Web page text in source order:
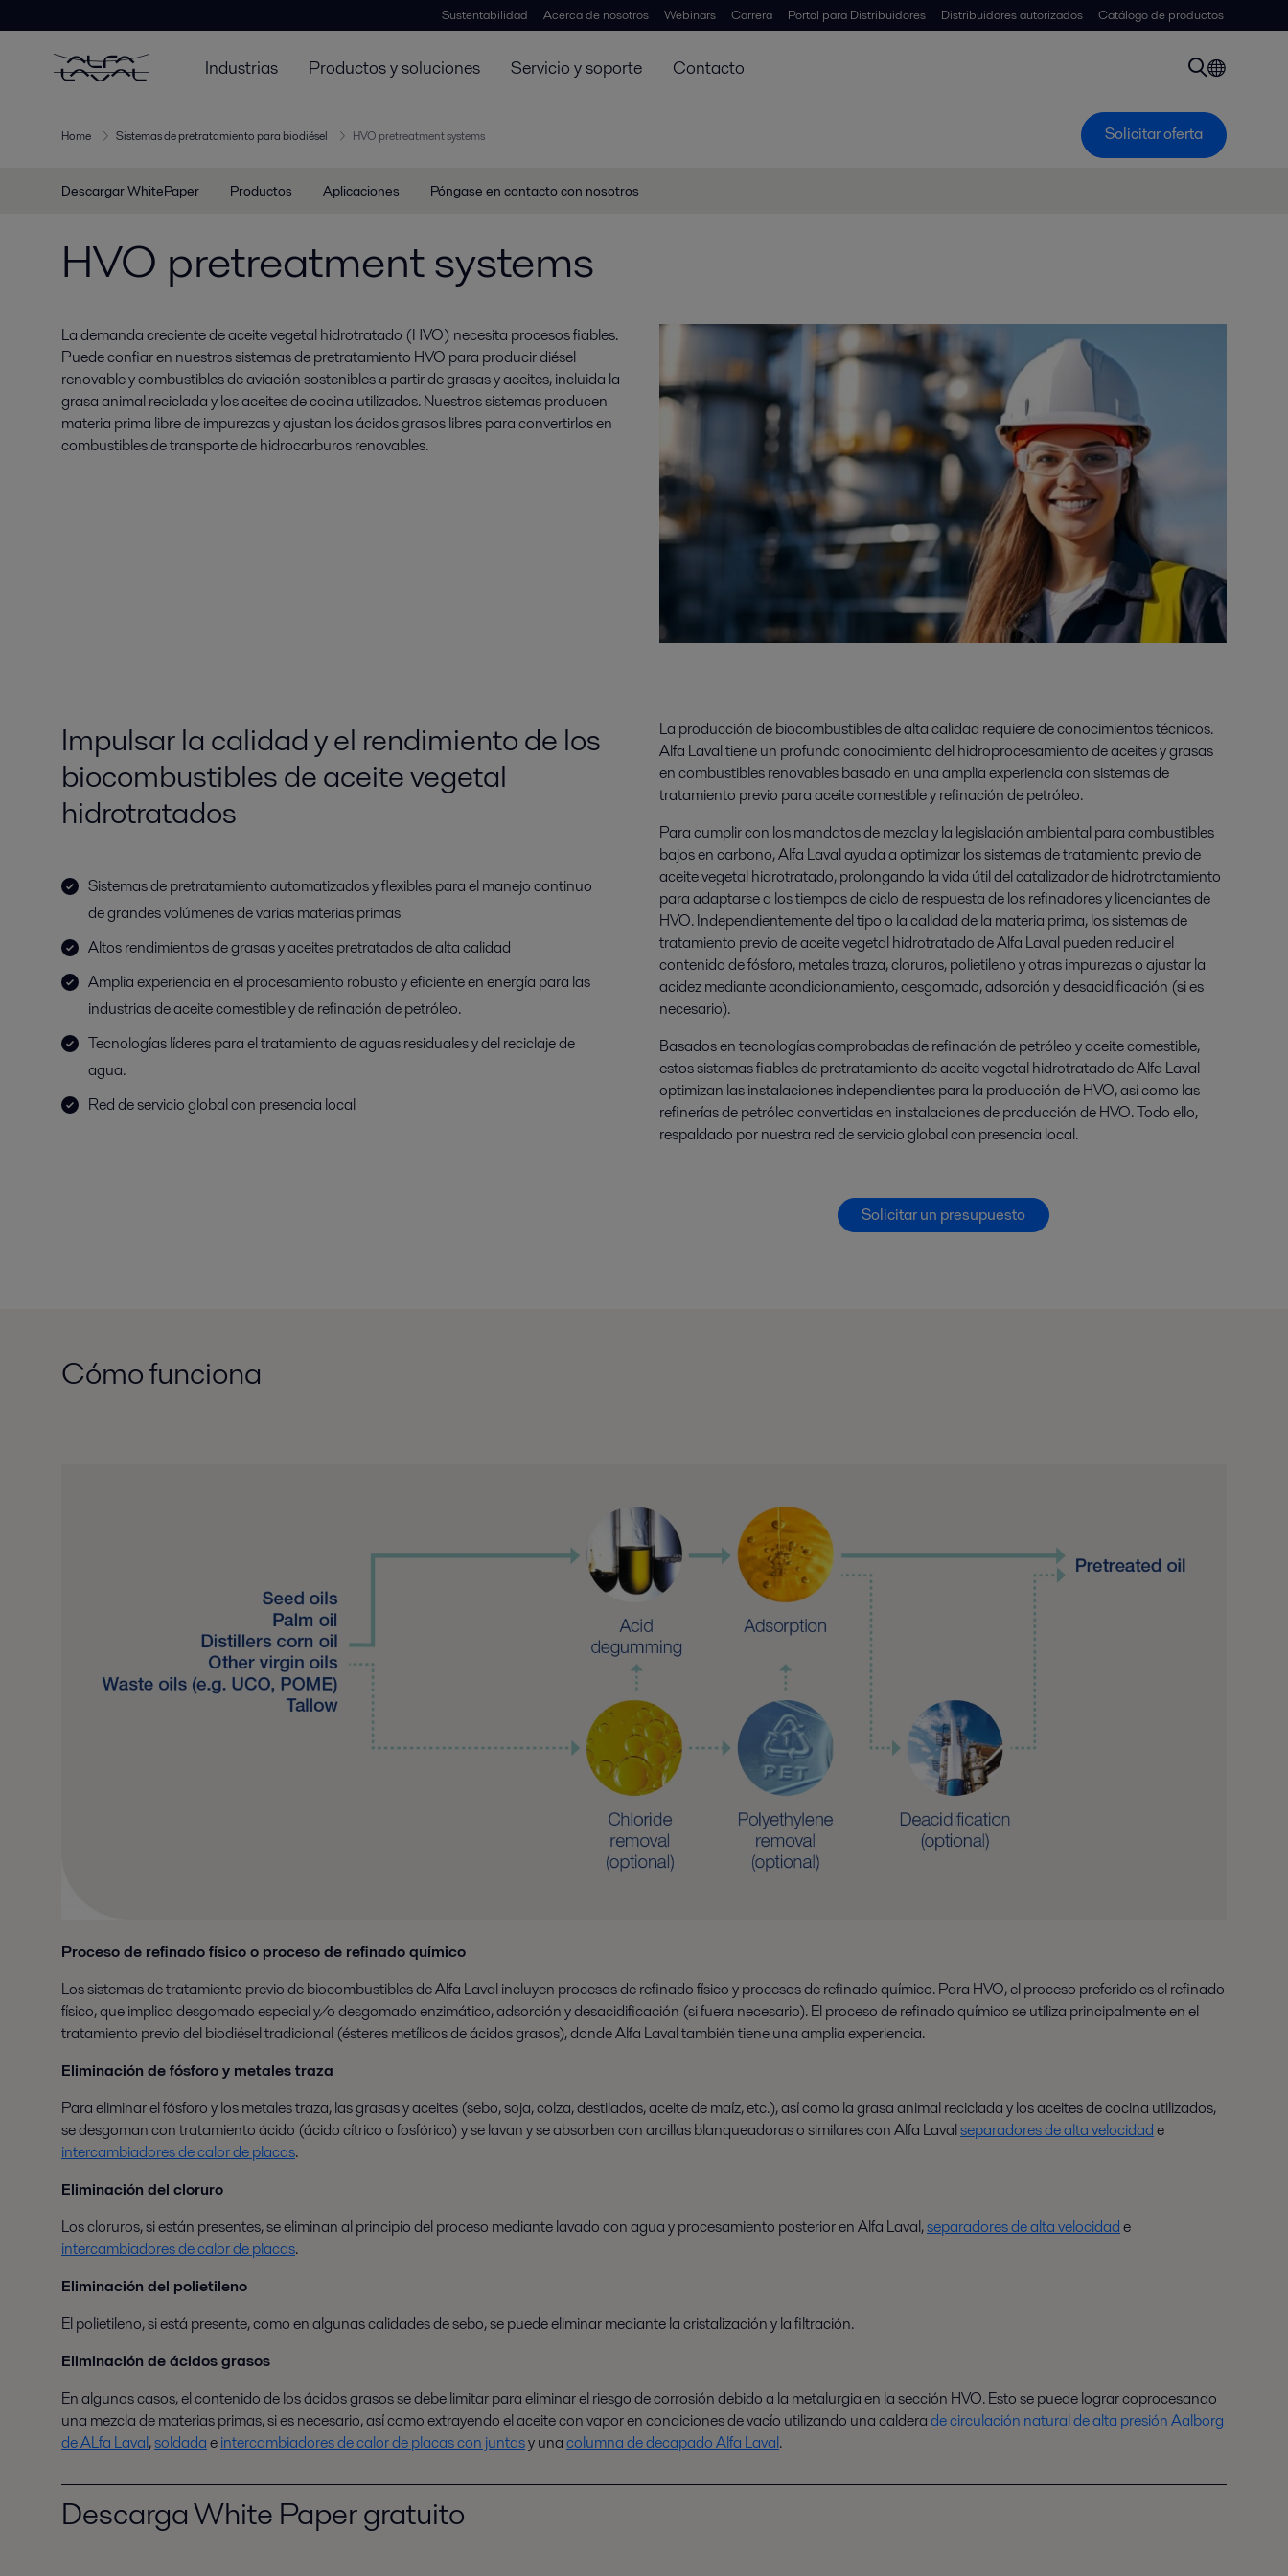
Sustentabilidad Acerca de nosotros Webinars Carrera Portal para Distribuidores Distribuidores autorizados Catálogo de productos
Industrias Productos y soluciones Servicio y soporte Contacto
Home Sistemas de pretratamiento para biodiésel HVO pretreatment systems Solicitar oferta
Descargar WhitePaper Productos Aplicaciones Póngase en contacto con nosotros
HVO pretreatment systems
La demanda creciente de aceite vegetal hidrotratado (HVO) necesita procesos fiables.
Puede confiar en nuestros sistemas de pretratamiento HVO para producir diésel
renovable y combustibles de aviación sostenibles a partir de grasas y aceites, incluida la
grasa animal reciclada y los aceites de cocina utilizados. Nuestros sistemas producen
materia prima libre de impurezas y ajustan los ácidos grasos libres para convertirlos en
combustibles de transporte de hidrocarburos renovables.
Impulsar la calidad y el rendimiento de los
biocombustibles de aceite vegetal
hidrotratados
Sistemas de pretratamiento automatizados y flexibles para el manejo continuo
de grandes volúmenes de varias materias primas
Altos rendimientos de grasas y aceites pretratados de alta calidad
Amplia experiencia en el procesamiento robusto y eficiente en energía para las
industrias de aceite comestible y de refinación de petróleo.
Tecnologías líderes para el tratamiento de aguas residuales y del reciclaje de
agua.
Red de servicio global con presencia local
La producción de biocombustibles de alta calidad requiere de conocimientos técnicos.
Alfa Laval tiene un profundo conocimiento del hidroprocesamiento de aceites y grasas
en combustibles renovables basado en una amplia experiencia con sistemas de
tratamiento previo para aceite comestible y refinación de petróleo.
Para cumplir con los mandatos de mezcla y la legislación ambiental para combustibles
bajos en carbono, Alfa Laval ayuda a optimizar los sistemas de tratamiento previo de
aceite vegetal hidrotratado, prolongando la vida útil del catalizador de hidrotratamiento
para adaptarse a los tiempos de ciclo de respuesta de los refinadores y licenciantes de
HVO. Independientemente del tipo o la calidad de la materia prima, los sistemas de
tratamiento previo de aceite vegetal hidrotratado de Alfa Laval pueden reducir el
contenido de fósforo, metales traza, cloruros, polietileno y otras impurezas o ajustar la
acidez mediante acondicionamiento, desgomado, adsorción y desacidificación (si es
necesario).
Basados en tecnologías comprobadas de refinación de petróleo y aceite comestible,
estos sistemas fiables de pretratamiento de aceite vegetal hidrotratado de Alfa Laval
optimizan las instalaciones independientes para la producción de HVO, así como las
refinerías de petróleo convertidas en instalaciones de producción de HVO. Todo ello,
respaldado por nuestra red de servicio global con presencia local.
Solicitar un presupuesto
Cómo funciona
Proceso de refinado físico o proceso de refinado químico
Los sistemas de tratamiento previo de biocombustibles de Alfa Laval incluyen procesos de refinado físico y procesos de refinado químico. Para HVO, el proceso preferido es el refinado
físico, que implica desgomado especial y/o desgomado enzimático, adsorción y desacidificación (si fuera necesario). El proceso de refinado químico se utiliza principalmente en el
tratamiento previo del biodiésel tradicional (ésteres metílicos de ácidos grasos), donde Alfa Laval también tiene una amplia experiencia.
Eliminación defósforo y metales traza
Para eliminar el fósforo y los metales traza, las grasas y aceites (sebo, soja, colza, destilados, aceite de maíz, etc.), así como la grasa animal reciclada y los aceites de cocina utilizados,
se desgoman con tratamiento ácido (ácido cítrico o fosfórico) y se lavan y se absorben con arcillas blanqueadoras o similares con Alfa Lavalseparadores de alta velocidade
intercambiadores de calor de placas.
Eliminación del cloruro
Los cloruros, si están presentes, se eliminan al principio del proceso mediante lavado con agua y procesamiento posterior en Alfa Laval,separadores de alta velocidade
intercambiadores de calor de placas.
Eliminación del polietileno
El polietileno, si está presente, como en algunas calidades de sebo, se puede eliminar mediante la cristalización y la filtración.
Eliminación de ácidos grasos
En algunos casos, el contenido de los ácidos grasos se debe limitar para eliminar el riesgo de corrosión debido a la metalurgia en la sección HVO. Esto se puede lograr coprocesando
una mezcla de materias primas, si es necesario, así como extrayendo el aceite con vapor en condiciones de vacío utilizando una calderade circulación natural de alta presión Aalborg
de ALfa Laval,soldadaeintercambiadores de calor de placas con juntasy unacolumna de decapado Alfa Laval.
Descarga White Paper gratuito